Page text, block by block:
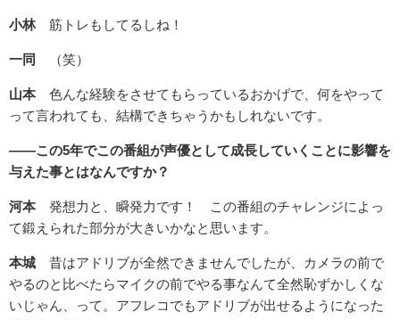
小林筋トレもしてるしね！
一同 （笑）
山本色んな経験をさせてもらっているおかげで、何をやって
って言われても、結構できちゃうかもしれないです。
――この5年でこの番組が声優として成長していくことに影響を
与えた事とはなんですか？
河本発想力と、瞬発力です！ この番組のチャレンジによっ
て鍛えられた部分が大きいかなと思います。
本城 昔はアドリブが全然できませんでしたが、カメラの前で
やるのと比べたらマイクの前でやる事なんて全然恥ずかしくな
いじゃん、って。アフレコでもアドリブが出せるようになった